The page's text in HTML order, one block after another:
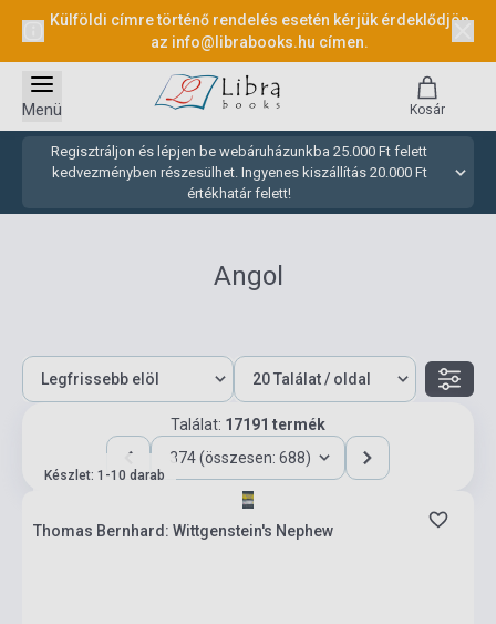
Külföldi címre történő rendelés esetén kérjük érdeklődjön
az info@librabooks.hu címen.
Regisztráljon és lépjen be webáruházunkba 25.000 Ft felett
kedvezményben részesülhet. Ingyenes kiszállítás 20.000 Ft
értékhatár felett!
Menü Kosár
Angol
Találat: 17191 termék
374 (összesen: 688)
Készlet: 1-10 darab
Thomas Bernhard: Wittgenstein's Nephew